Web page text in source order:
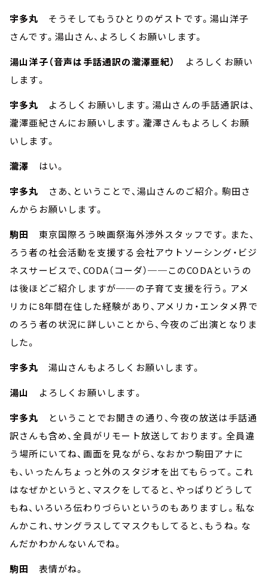
宇多丸 そうそしてもうひとりのゲストです。湯山洋子
さんです。湯山さん、よろしくお願いします。
湯山洋子（音声は手話通訳の瀧澤亜紀）
よろしくお願い
します。
宇多丸 よろしくお願いします。湯山さんの手話通訳は、
瀧澤亜紀さんにお願いします。瀧澤さんもよろしくお願
いします。
瀧澤 はい。
宇多丸 さあ、ということで、湯山さんのご紹介。駒田さ
んからお願いします。
駒田
東京国際ろう映画祭海外渉外スタッフです。また、
ろう者の社会活動を支援する会社アウトソーシング・ビジ
ネスサービスで、CODA（コーダ）──このCODAというの
は後ほどご紹介しますが──の子育て支援を行う。アメ
リカに8年間在住した経験があり、アメリカ・エンタメ界で
のろう者の状況に詳しいことから、今夜のご出演となりま
した。
宇多丸 湯山さんもよろしくお願いします。
湯山
よろしくお願いします。
宇多丸 ということでお聞きの通り、今夜の放送は手話通
訳さんも含め、全員がリモート放送しております。全員違
う場所にいてね、画面を見ながら、なおかつ駒田アナに
も、いったんちょっと外のスタジオを出てもらって。これ
はなぜかというと、マスクをしてると、やっぱりどうして
もね、いろいろ伝わりづらいというのもありますし。私な
んかこれ、サングラスしてマスクもしてると、もうね。な
んだかわかんないんでね。
駒田 表情がね。